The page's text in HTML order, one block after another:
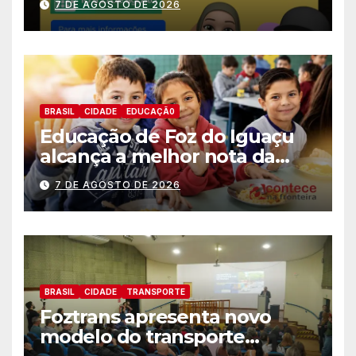
7 DE AGOSTO DE 2026
BRASIL CIDADE EDUCAÇÃ0
Educação de Foz do Iguaçu
alcança a melhor nota da
história no IDEB
7 DE AGOSTO DE 2026
BRASIL CIDADE TRANSPORTE
Foztrans apresenta novo
modelo do transporte